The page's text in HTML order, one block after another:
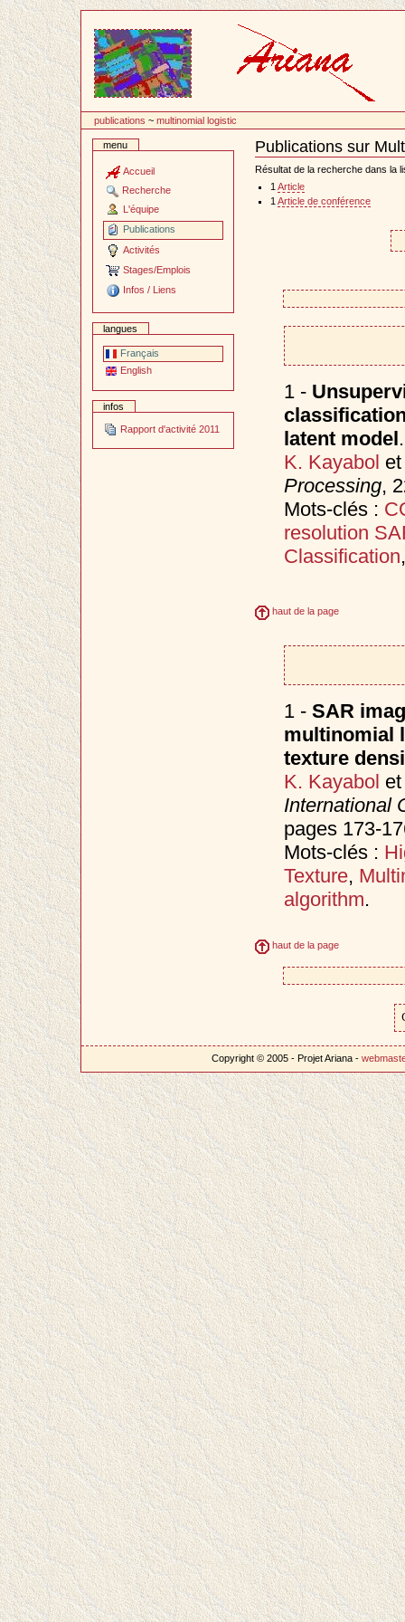
contenu
publications ~multinomial logistic
menu
Accueil
Recherche
L'équipe
Publications
Activités
Stages/Emplois
Infos / Liens
langues
Français
English
infos
Rapport d'activité 2011
Publications sur
Document
Actions
Résultat de la recherche dans la
1 Article
1 Article de conférence
1 -
latent model.
K. Kayabol
Processing,
Mots-clés :
resolution
Classification
haut de la page
1 - SAR
multinomial
texture
K. Kayabol et
International
pages 173-
Mots-clés :
Texture,
algorithm.
haut de la page
Copyright © 2005 - Projet Ariana -